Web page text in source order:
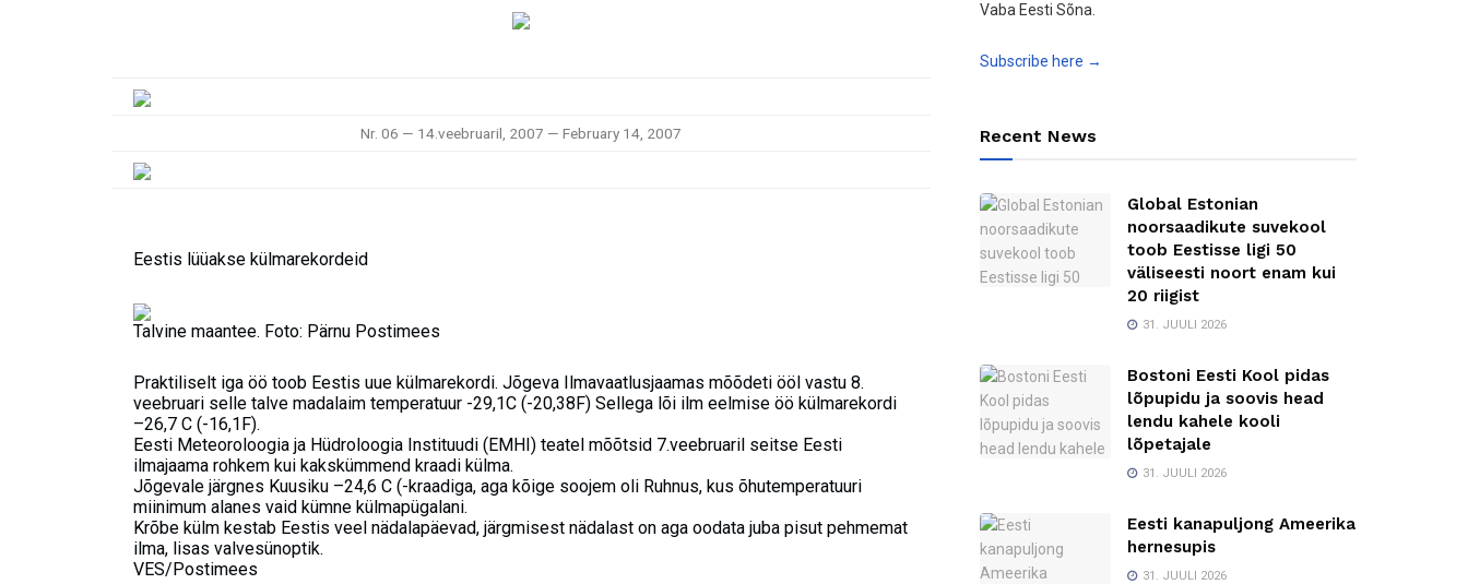
Nr. 06 — 14.veebruaril, 2007 — February 14, 2007
Eestis lüüakse külmarekordeid
Talvine maantee. Foto: Pärnu Postimees
Praktiliselt iga öö toob Eestis uue külmarekordi. Jõgeva Ilmavaatlusjaamas mõõdeti ööl vastu 8.
veebruari selle talve madalaim temperatuur -29,1C (-20,38F) Sellega lõi ilm eelmise öö külmarekordi
–26,7 C (-16,1F).
Eesti Meteoroloogia ja Hüdroloogia Instituudi (EMHI) teatel mõõtsid 7.veebruaril seitse Eesti
ilmajaama rohkem kui kakskümmend kraadi külma.
Jõgevale järgnes Kuusiku –24,6 C (-kraadiga, aga kõige soojem oli Ruhnus, kus õhutemperatuuri
miinimum alanes vaid kümne külmapügalani.
Krõbe külm kestab Eestis veel nädalapäevad, järgmisest nädalast on aga oodata juba pisut pehmemat
ilma, lisas valvesünoptik.
VES/Postimees
Vaba Eesti Sõna.
Subscribe here →
Recent News
Global Estonian
noorsaadikute suvekool
toob Eestisse ligi 50
väliseesti noort enam kui
20 riigist
31. JUULI 2026
Bostoni Eesti Kool pidas
lõpupidu ja soovis head
lendu kahele kooli
lõpetajale
31. JUULI 2026
Eesti kanapuljong Ameerika
hernesupis
31. JUULI 2026